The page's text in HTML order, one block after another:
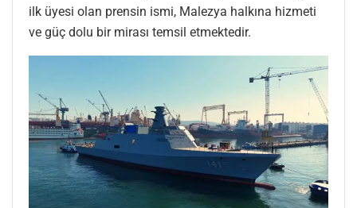
ilk üyesi olan prensin ismi, Malezya halkına hizmeti
ve güç dolu bir mirası temsil etmektedir.